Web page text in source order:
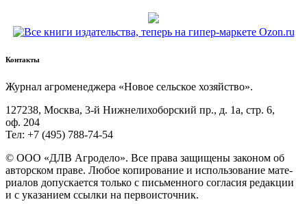
Контакты
Жур­нал агро­ме­не­дже­ра «Новое сель­ское хозяйство».
127238, Москва, 3‑й Ниж­не­ли­хо­бор­ский пр., д. 1а, стр. 6,
оф. 204
Тел: +7 (495) 788‑74‑54
© ООО «ДЛВ Агро­де­ло». Все пра­ва защи­ще­ны зако­ном об
автор­ском пра­ве. Любое копи­ро­ва­ние и исполь­зо­ва­ние мате­
ри­а­лов допус­ка­ет­ся толь­ко с пись­мен­но­го согла­сия редак­ции
и с ука­за­ни­ем ссыл­ки на первоисточник.